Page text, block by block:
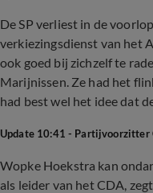
De SP verliest in de
verkiezingsdienst van het
ook goed bij zichzelf te
Marijnissen. Ze had het
had best wel het idee dat
Update 10:41 - Partijvoorzitter
Wopke Hoekstra kan
als leider van het CDA,